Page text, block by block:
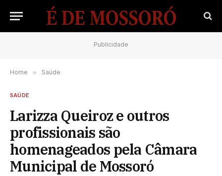
Publicidade
Home » Saúde
SAÚDE
Larizza Queiroz e outros
profissionais são
homenageados pela Câmara
Municipal de Mossoró